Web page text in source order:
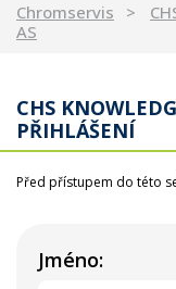
Chromservis
AS
CHS
PŘIHLÁŠENÍ
Před přístupem do této
Jméno: